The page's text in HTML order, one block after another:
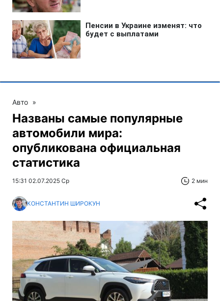
Авто »
Названы самые популярные
автомобили мира:
опубликована официальная
статистика
15:31 02.07.2025 Ср 2 мин
КОНСТАНТИН ШИРОКУН